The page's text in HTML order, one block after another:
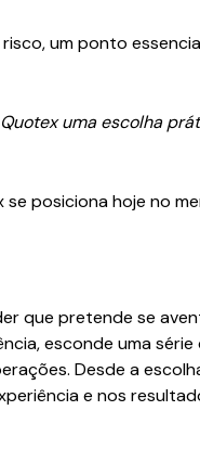
um ponto
uma escolha
posiciona hoje no
que pretende se
esconde uma
Desde a
e nos